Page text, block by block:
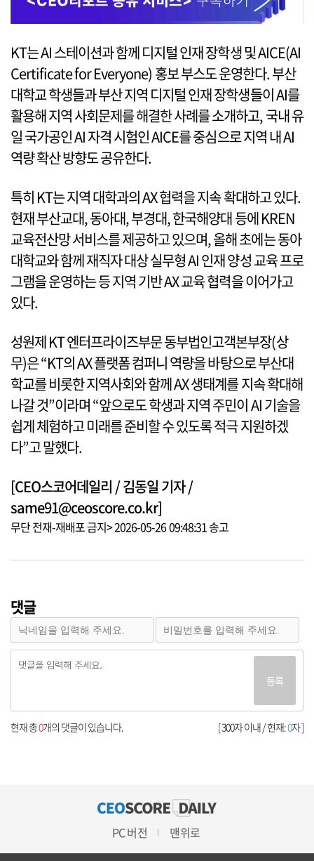
KT는 AI 스테이션과 함께 디지털 인재 장학생 및 AICE(AI
Certificate for Everyone) 홍보 부스도 운영한다. 부산
대학교 학생들과 부산 지역 디지털 인재 장학생들이 AI를
활용해 지역 사회문제를 해결한 사례를 소개하고, 국내 유
일 국가공인 AI 자격 시험인 AICE를 중심으로 지역 내 AI
역량 확산 방향도 공유한다.
특히 KT는 지역 대학과의 AX 협력을 지속 확대하고 있다.
현재 부산교대, 동아대, 부경대, 한국해양대 등에 KREN
교육전산망 서비스를 제공하고 있으며, 올해 초에는 동아
대학교와 함께 재직자 대상 실무형 AI 인재 양성 교육 프로
그램을 운영하는 등 지역 기반 AX 교육 협력을 이어가고
있다.
성원제 KT 엔터프라이즈부문 동부법인고객본부장(상
무)은 “KT의 AX 플랫폼 컴퍼니 역량을 바탕으로 부산대
학교를 비롯한 지역사회와 함께 AX 생태계를 지속 확대해
나갈 것”이라며 “앞으로도 학생과 지역 주민이 AI 기술을
쉽게 체험하고 미래를 준비할 수 있도록 적극 지원하겠
다”고 말했다.
[CEO스코어데일리 / 김동일 기자 /
same91@ceoscore.co.kr]
무단 전재-재배포 금지> 2026-05-26 09:48:31 송고
댓글
등록
[ 300자 이내 / 현재:0자 ]
현재 총0개의 댓글이 있습니다.
PC 버전 맨위로